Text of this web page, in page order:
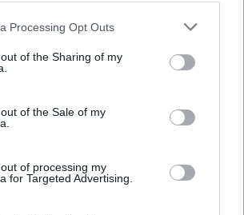
Processing Opt Outs
of the Sharing of my
of the Sale of my
of processing my
for Targeted Advertising.